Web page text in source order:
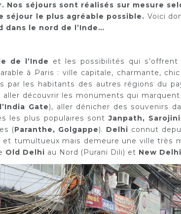
Nos séjours sont réalisés sur mesure
séjour le plus agréable possible. Voici
dans le nord de l’Inde…
de l’Inde
et les possibilités qui
à Paris : ville capitale, charmante,
par les habitants des autres régions du
découvrir les monuments qui marquent
Gate), aller dénicher des souvenirs
les plus populaires sontJanpath,
(Paranthe, Golgappe). Delhi connut
et tumultueux mais demeure une ville très
Old Delhi au Nord (Purani Dili) et New Delhi